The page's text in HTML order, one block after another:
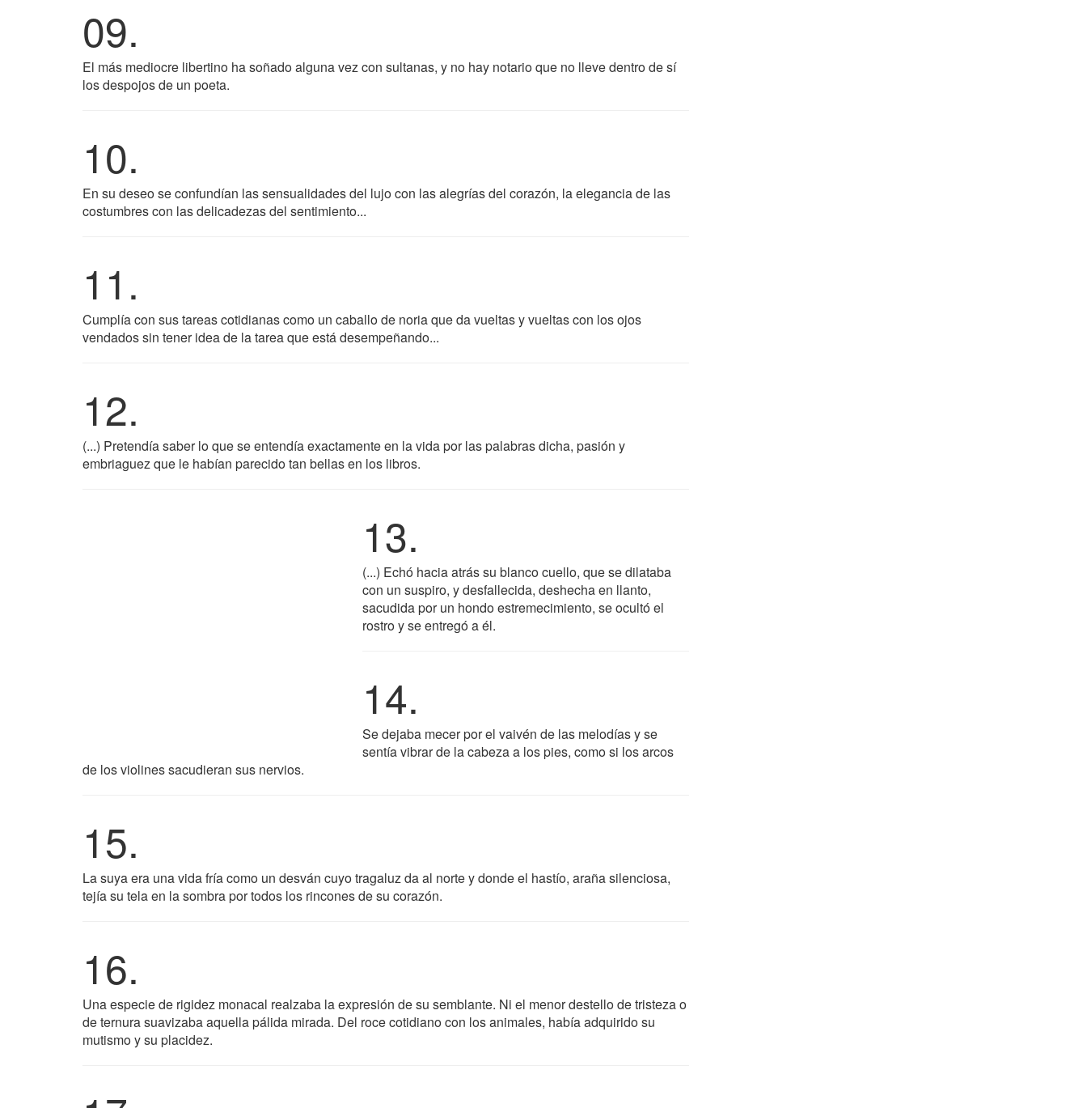
09.
El más mediocre libertino ha soñado alguna vez con sultanas, y no hay notario que no lleve dentro de sí
los despojos de un poeta.
10.
En su deseo se confundían las sensualidades del lujo con las alegrías del corazón, la elegancia de las
costumbres con las delicadezas del sentimiento...
11.
Cumplía con sus tareas cotidianas como un caballo de noria que da vueltas y vueltas con los ojos
vendados sin tener idea de la tarea que está desempeñando...
12.
(...) Pretendía saber lo que se entendía exactamente en la vida por las palabras dicha, pasión y
embriaguez que le habían parecido tan bellas en los libros.
13.
(...) Echó hacia atrás su blanco cuello, que se dilataba
con un suspiro, y desfallecida, deshecha en llanto,
sacudida por un hondo estremecimiento, se ocultó el
rostro y se entregó a él.
14.
Se dejaba mecer por el vaivén de las melodías y se
sentía vibrar de la cabeza a los pies, como si los arcos
de los violines sacudieran sus nervios.
15.
La suya era una vida fría como un desván cuyo tragaluz da al norte y donde el hastío, araña silenciosa,
tejía su tela en la sombra por todos los rincones de su corazón.
16.
Una especie de rigidez monacal realzaba la expresión de su semblante. Ni el menor destello de tristeza o
de ternura suavizaba aquella pálida mirada. Del roce cotidiano con los animales, había adquirido su
mutismo y su placidez.